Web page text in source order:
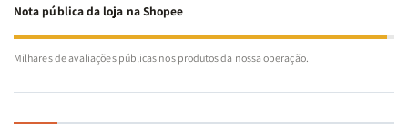
Nota pública da loja na Shopee
Milhares de avaliações públicas nos produtos da nossa operação.